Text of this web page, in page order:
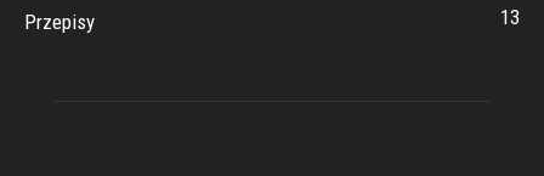
Przepisy
13